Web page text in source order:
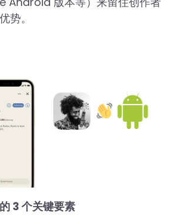
势。
3 个关键要素